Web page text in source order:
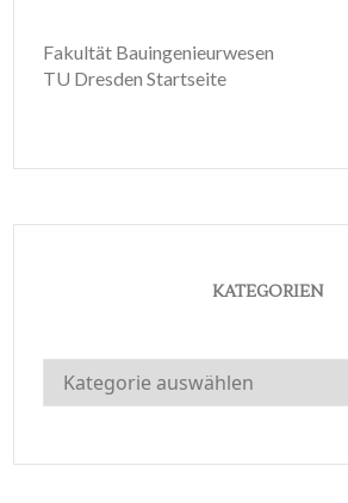
Fakultät Bauingenieurwesen
TU Dresden Startseite
KATEGORIEN
Kategorien